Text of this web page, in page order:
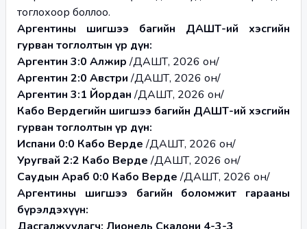
тоглохоор боллоо.
Аргентины шигшээ багийн ДАШТ-ий хэсгийн
гурван тоглолтын үр дүн:
Аргентин 3:0 Алжир /ДАШТ, 2026 он/
Аргентин 2:0 Австри /ДАШТ, 2026 он/
Аргентин 3:1 Йордан /ДАШТ, 2026 он/
Кабо Вердегийн шигшээ багийн ДАШТ-ий хэсгийн
гурван тоглолтын үр дүн:
Испани 0:0 Кабо Верде /ДАШТ, 2026 он/
Уругвай 2:2 Кабо Верде /ДАШТ, 2026 он/
Саудын Араб 0:0 Кабо Верде /ДАШТ, 2026 он/
Аргентины шигшээ багийн боломжит гарааны
бүрэлдэхүүн: